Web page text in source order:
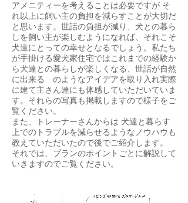
アメニティーを考えることは必要ですが そ
れ以上に飼い主の負担を減らすことが大切だ
と思います。世話の負担が減り、犬との暮ら
しを飼い主が楽しむようになれば、それこそ
犬達にとっての幸せとなるでしょう。私たち
が手掛ける愛犬家住宅ではこれまでの経験か
ら犬達との暮らしが楽しくなる、世話が自然
に出来る のようなアイデアを取り入れ実際
に建て主さん達にも体感していただいていま
す。それらの写真も掲載しますので様子をご
覧ください。
また、トレーナーさんからは 犬達と暮らす
上でのトラブルを減らせるようなノウハウも
教えていただいたので後でご紹介します。
​それでは、プランのポイントごとに解説して
いきますのでご覧ください。